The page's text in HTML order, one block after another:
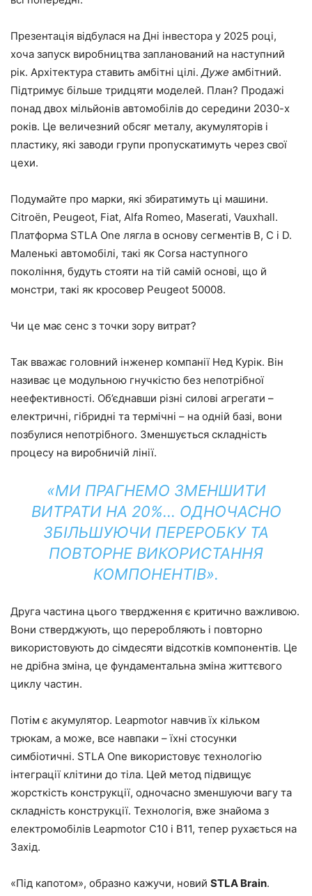
Презентація відбулася на Дні інвестора у 2025 році,
хоча запуск виробництва запланований на наступний
рік. Архітектура ставить амбітні цілі.Дуже амбітний.
Підтримує більше тридцяти моделей. План? Продажі
понад двох мільйонів автомобілів до середини 2030-х
років. Це величезний обсяг металу, акумуляторів і
пластику, які заводи групи пропускатимуть через свої
цехи.
Подумайте про марки, які збиратимуть ці машини.
Citroën, Peugeot, Fiat, Alfa Romeo, Maserati, Vauxhall.
Платформа STLA One лягла в основу сегментів B, C і D.
Маленькі автомобілі, такі як Corsa наступного
покоління, будуть стояти на тій самій основі, що й
монстри, такі як кросовер Peugeot 50008.
Чи це має сенс з точки зору витрат?
Так вважає головний інженер компанії Нед Курік. Він
називає це модульною гнучкістю без непотрібної
неефективності. Об’єднавши різні силові агрегати –
електричні, гібридні та термічні – на одній базі, вони
позбулися непотрібного. Зменшується складність
процесу на виробничій лінії.
«МИ ПРАГНЕМО ЗМЕНШИТИ
ВИТРАТИ НА 20%… ОДНОЧАСНО
ЗБІЛЬШУЮЧИ ПЕРЕРОБКУ ТА
ПОВТОРНЕ ВИКОРИСТАННЯ
КОМПОНЕНТІВ».
Друга частина цього твердження є критично важливою.
Вони стверджують, що переробляють і повторно
використовують до сімдесяти відсотків компонентів. Це
не дрібна зміна, це фундаментальна зміна життєвого
циклу частин.
Потім є акумулятор. Leapmotor навчив їх кільком
трюкам, а може, все навпаки – їхні стосунки
симбіотичні. STLA One використовує технологію
інтеграції клітини до тіла. Цей метод підвищує
жорсткість конструкції, одночасно зменшуючи вагу та
складність конструкції. Технологія, вже знайома з
електромобілів Leapmotor C10 і B11, тепер рухається на
Захід.
«Під капотом», образно кажучи, новий STLA Brain.